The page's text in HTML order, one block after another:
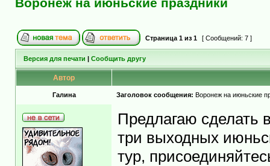
Страница 1 из 1 [ Сообщений: 7 ]
Версия для печати | Сообщить другу
Автор
Гaлинa Заголовок сообщения: Воронеж на июньские
Предлагаю сделать
три выходных
тур,